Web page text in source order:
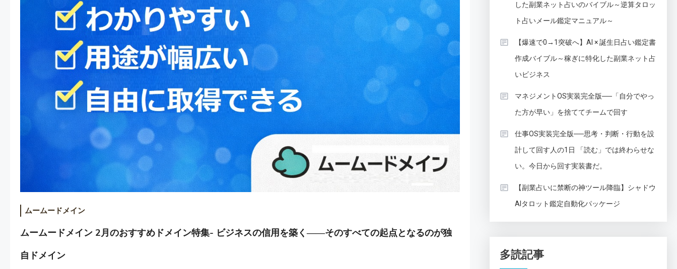
ムームードメイン
ムームードメイン 2月のおすすめドメイン特集- ビジネスの信用を築く――そのすべての起点となるのが独
自ドメイン
した副業ネット占いのバイブル～逆算タロッ
ト占いメール鑑定マニュアル～
【爆速で0→1突破へ】AI × 誕生日占い鑑定書
作成バイブル～稼ぎに特化した副業ネット占
いビジネス
マネジメントOS実装完全版──「自分でやっ
た方が早い」を捨ててチームで回す
仕事OS実装完全版──思考・判断・行動を設
計して回す人の1日 「読む」では終わらせな
い。今日から回す実装書だ。
【副業占いに禁断の神ツール降臨】シャドウ
AIタロット鑑定自動化パッケージ
多読記事